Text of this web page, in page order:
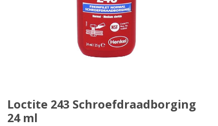
Loctite 243 Schroefdraadborging
24 ml